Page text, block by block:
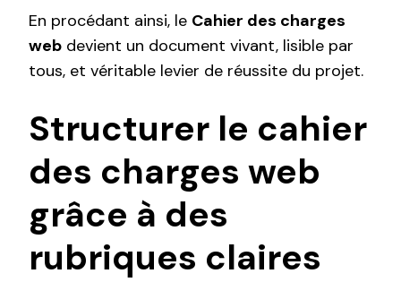
En procédant ainsi, le Cahier des charges
web devient un document vivant, lisible par
tous, et véritable levier de réussite du projet.
Structurer le cahier
des charges web
grâce à des
rubriques claires